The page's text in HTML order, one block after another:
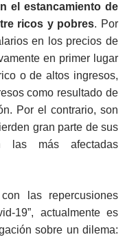
el estancamiento de
ricos y pobres. Por
en los precios de
en primer lugar
o de altos ingresos,
como resultado de
Por el contrario, son
gran parte de sus
más afectadas
las repercusiones
19”, actualmente es
sobre un dilema: